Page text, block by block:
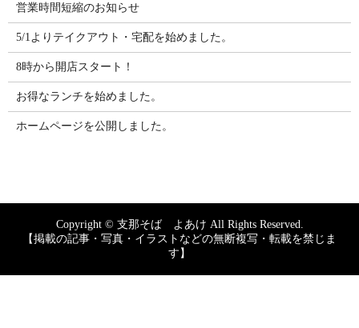
営業時間短縮のお知らせ
5/1よりテイクアウト・宅配を始めました。
8時から開店スタート！
お得なランチを始めました。
ホームページを公開しました。
Copyright © 支那そば よあけ All Rights Reserved.
【掲載の記事・写真・イラストなどの無断複写・転載を禁じま
す】